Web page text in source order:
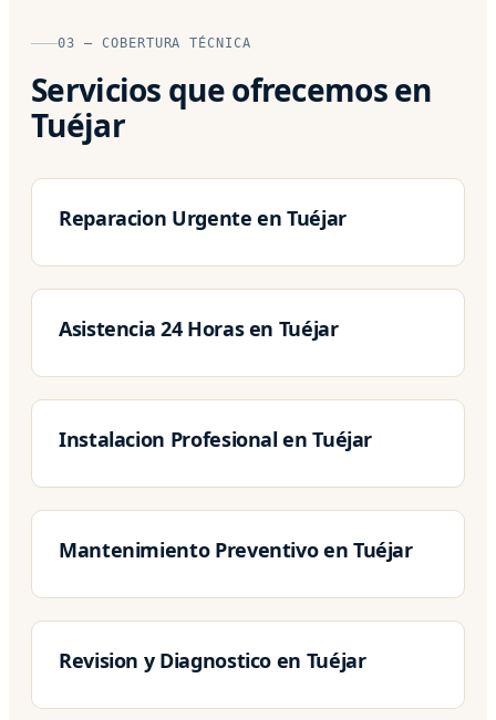
03 — COBERTURA TÉCNICA
Servicios que ofrecemos en
Tuéjar
Reparacion Urgente en Tuéjar
Asistencia 24 Horas en Tuéjar
Instalacion Profesional en Tuéjar
Mantenimiento Preventivo en Tuéjar
Revision y Diagnostico en Tuéjar